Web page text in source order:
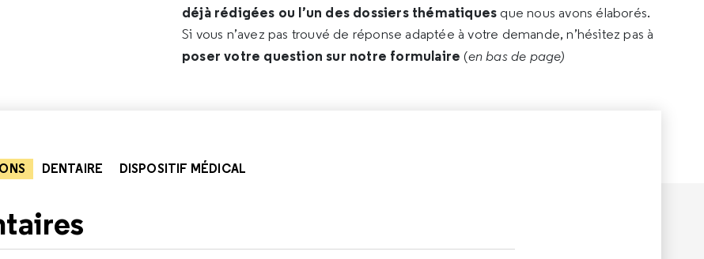
déjà rédigées ou l’un des dossiers thématiques que nous avons élaborés.
Si vous n’avez pas trouvé de réponse adaptée à votre demande, n’hésitez pas à
poser votre question sur notre formulaire (en bas de page)
DENTAIRE DISPOSITIF MÉDICAL